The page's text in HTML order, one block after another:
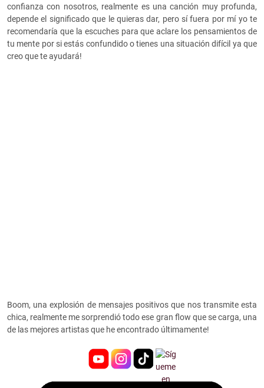
confianza con nosotros, realmente es una canción muy profunda,
depende el significado que le quieras dar, pero sí fuera por mí yo te
recomendaría que la escuches para que aclare los pensamientos de
tu mente por si estás confundido o tienes una situación difícil ya que
creo que te ayudará!
Boom, una explosión de mensajes positivos que nos transmite esta
chica, realmente me sorprendió todo ese gran flow que se carga, una
de las mejores artistas que he encontrado últimamente!